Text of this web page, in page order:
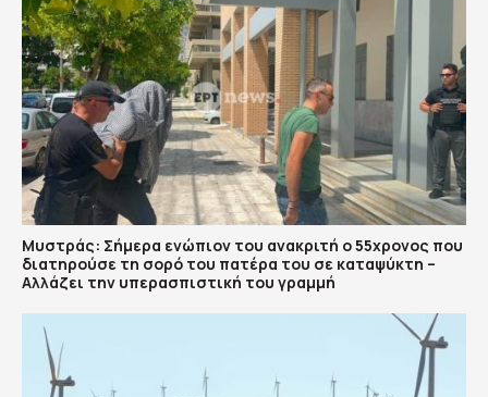
Μυστράς: Σήμερα ενώπιον του ανακριτή ο 55χρονος που
διατηρούσε τη σορό του πατέρα του σε καταψύκτη –
Αλλάζει την υπερασπιστική του γραμμή